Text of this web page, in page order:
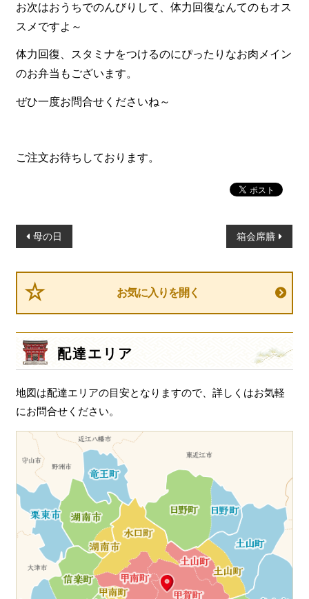
一品料理
お食い初め・お子様膳
無料貸し出し
ランキング
スタッフブログ
お問い合わせ
ログイン・マイページ
特定商取引法に基づく表記
お次はおうちでのんびりして、体力回復なんてのもオス
スメですよ～
体力回復、スタミナをつけるのにぴったりなお肉メイン
のお弁当もございます。
ぜひ一度お問合せくださいね～
ご注文お待ちしております。
投
稿
ナ
ビ
ゲ
ー
シ
ョ
ン
母の日 箱会席膳
お気に入りを開く
配達エリア
地図は配達エリアの目安となりますので、詳しくはお気軽
にお問合せください。